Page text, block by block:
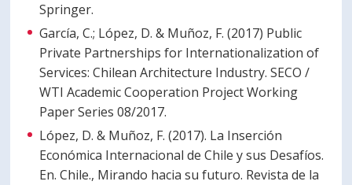
Springer.
García, C.; López, D. & Muñoz, F. (2017) Public
Private Partnerships for Internationalization of
Services: Chilean Architecture Industry. SECO /
WTI Academic Cooperation Project Working
Paper Series 08/2017.
López, D. & Muñoz, F. (2017). La Inserción
Económica Internacional de Chile y sus Desafíos.
En. Chile., Mirando hacia su futuro. Revista de la